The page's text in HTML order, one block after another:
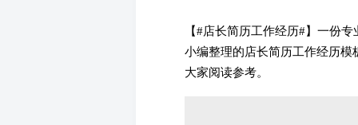
【#店长简历工作经历#】一份
小编整理的店长简历工作经历
大家阅读参考。